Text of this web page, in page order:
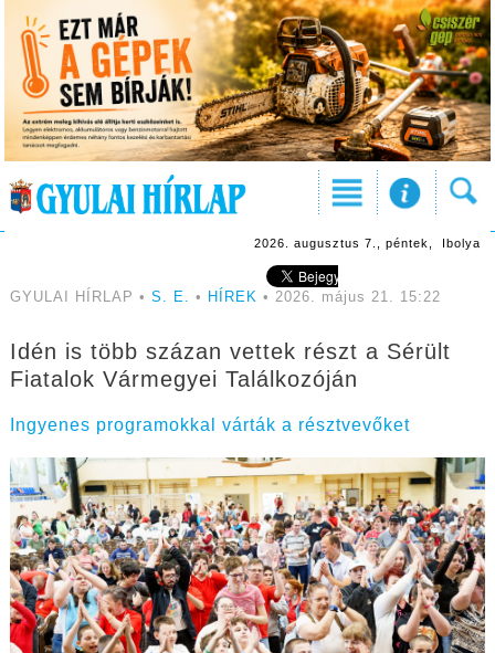
2026. augusztus 7., péntek, Ibolya
GYULAI HÍRLAP • S. E. • HÍREK • 2026. május 21. 15:22
Idén is több százan vettek részt a Sérült
Fiatalok Vármegyei Találkozóján
Ingyenes programokkal várták a résztvevőket